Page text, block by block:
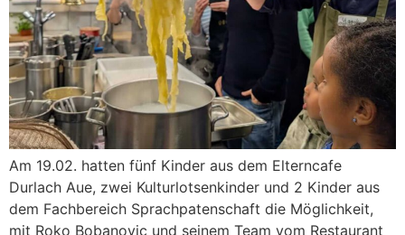
Am 19.02. hatten fünf Kinder aus dem Elterncafe
Durlach Aue, zwei Kulturlotsenkinder und 2 Kinder aus
dem Fachbereich Sprachpatenschaft die Möglichkeit,
mit Roko Bobanovic und seinem Team vom Restaurant